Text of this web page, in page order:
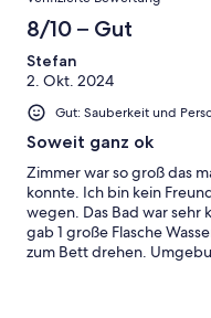
8/10 – Gut
Stefan
2. Okt. 2024
Gut: Sauberkeit und
Soweit ganz ok
Zimmer war so groß das
konnte. Ich bin kein
wegen. Das Bad war sehr
gab 1 große Flasche
zum Bett drehen.